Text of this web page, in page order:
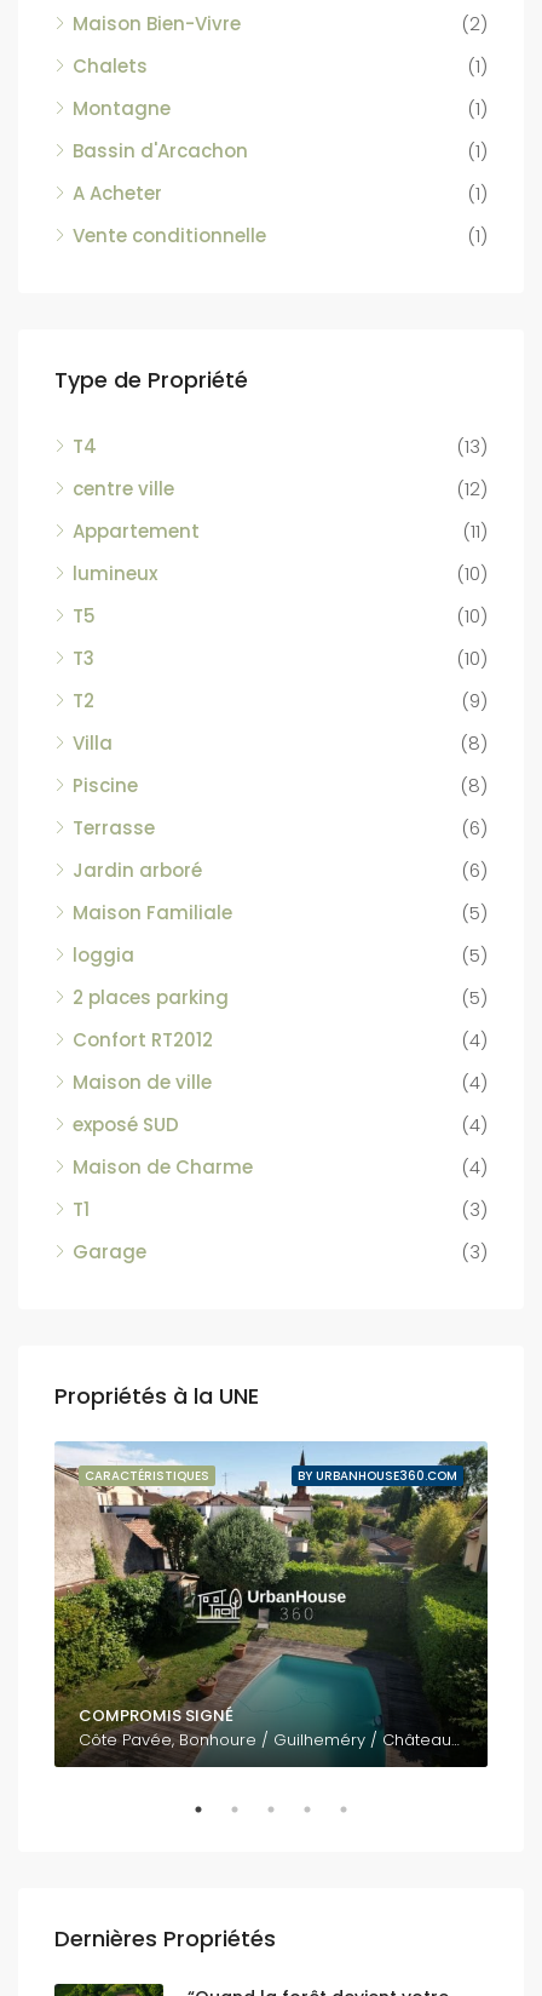
Maison Bien-Vivre
(2)
Chalets
(1)
Montagne
(1)
Bassin d'Arcachon
(1)
A Acheter
(1)
Vente conditionnelle
(1)
Type de Propriété
T4
(13)
centre ville
(12)
Appartement
(11)
lumineux
(10)
T5
(10)
T3
(10)
T2
(9)
Villa
(8)
Piscine
(8)
Terrasse
(6)
Jardin arboré
(6)
Maison Familiale
(5)
loggia
(5)
2 places parking
(5)
Confort RT2012
(4)
Maison de ville
(4)
exposé SUD
(4)
Maison de Charme
(4)
T1
(3)
Garage
(3)
Propriétés à la UNE
BY URBANHOUSE360.COM
CARACTÉRISTIQUES
COMPROMIS SIGNÉ
Côte Pavée, Bonhoure / Guilheméry / Château de l'Hers / Limayrac / Côte Pavée, Toulouse, Haute-Garonne, Occitanie, France métropolitaine, 31400, France
Dernières Propriétés